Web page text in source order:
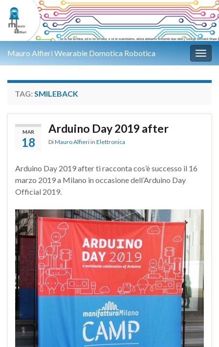
Mauro Alfieri Wearable Domotica Robotica
TAG: SMILEBACK
MAR
18
Arduino Day 2019 after
DiMauro Alfieri in Elettronica
Arduino Day 2019 after ti racconta cos’è successo il 16
marzo 2019 a Milano in occasione dell’Arduino Day
Official 2019.